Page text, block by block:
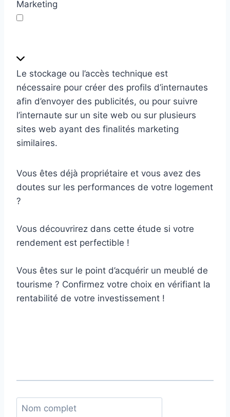
Marketing
a
r
k
e
t
i
n
Le stockage ou l’accès technique est
nécessaire pour créer des profils d’internautes
afin d’envoyer des publicités, ou pour suivre
l’internaute sur un site web ou sur plusieurs
sites web ayant des finalités marketing
similaires.
Vous êtes déjà propriétaire et vous avez des
doutes sur les performances de votre logement
?
Vous découvrirez dans cette étude si votre
rendement est perfectible !
Vous êtes sur le point d’acquérir un meublé de
tourisme ? Confirmez votre choix en vérifiant la
rentabilité de votre investissement !
N